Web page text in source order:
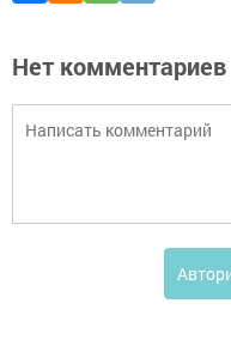
Нет комментариев